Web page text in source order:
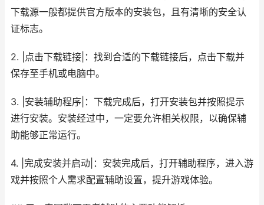
下载源一般都提供官方版本的安装包，且有清晰的安全认
证标志。
2. |点击下载链接|：找到合适的下载链接后，点击下载并
保存至手机或电脑中。
3. |安装辅助程序|：下载完成后，打开安装包并按照提示
进行安装。安装经过中，一定要允许相关权限，以确保辅
助能够正常运行。
4. |完成安装并启动|：安装完成后，打开辅助程序，进入游
戏并按照个人需求配置辅助设置，提升游戏体验。